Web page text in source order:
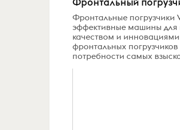
Фронтальные погрузчики
эффективные машины для
качеством и
фронтальных
потребности самых